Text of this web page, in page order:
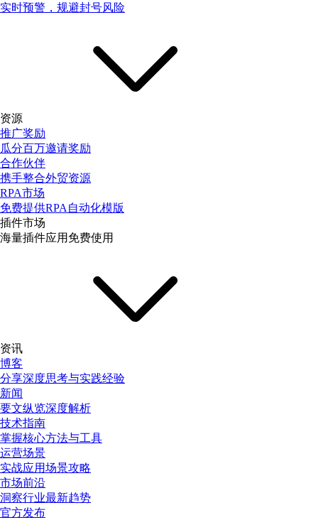
实时预警，规避封号风险
资源
推广奖励
瓜分百万邀请奖励
合作伙伴
携手整合外贸资源
RPA市场
免费提供RPA自动化模版
插件市场
海量插件应用免费使用
资讯
博客
分享深度思考与实践经验
新闻
要文纵览深度解析
技术指南
掌握核心方法与工具
运营场景
实战应用场景攻略
市场前沿
洞察行业最新趋势
官方发布